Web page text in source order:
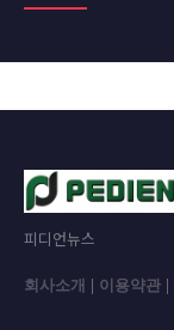
피디언뉴스
회사소개 이용약관